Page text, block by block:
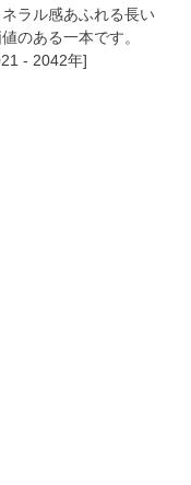
ラル感あふれる長い
のある一本です。
- 2042年]